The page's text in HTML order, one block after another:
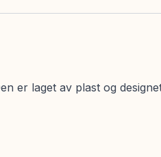
er laget av plast og